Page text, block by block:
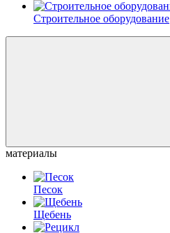
Строительное оборудование
материалы
Песок
Щебень